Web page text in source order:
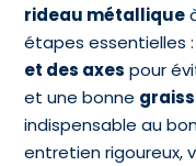
rideau métallique
étapes essentielles :
et des axes pour
et une bonne
indispensable au
entretien rigoureux,